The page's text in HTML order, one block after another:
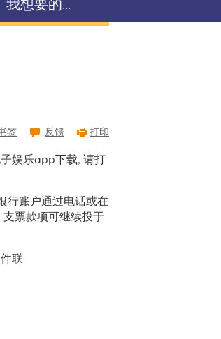
我想要的...
打印
反馈
签享
&
签，
按
显
示
所
有
按
Tab
键
娱乐app下载, 请打
行账户通过电话或在
票款项可继续投于
联